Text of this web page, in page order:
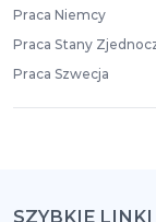
Praca Niemcy
Praca Stany
Praca Szwecja
SZYBKIE LINKI